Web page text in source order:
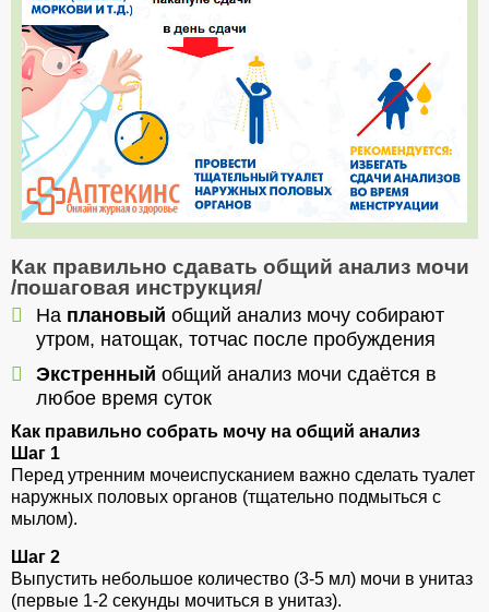
Как правильно сдавать общий анализ мочи
/пошаговая инструкция/
На плановый общий анализ мочу собирают
утром, натощак, тотчас после пробуждения
Экстренный общий анализ мочи сдаётся в
любое время суток
Как правильно собрать мочу на общий анализ
Шаг 1
Перед утренним мочеиспусканием важно сделать туалет
наружных половых органов (тщательно подмыться с
мылом).
Шаг 2
Выпустить небольшое количество (3-5 мл) мочи в унитаз
(первые 1-2 секунды мочиться в унитаз).